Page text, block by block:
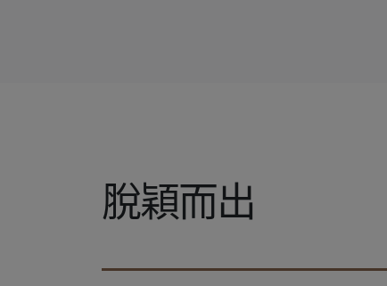
脫穎而出